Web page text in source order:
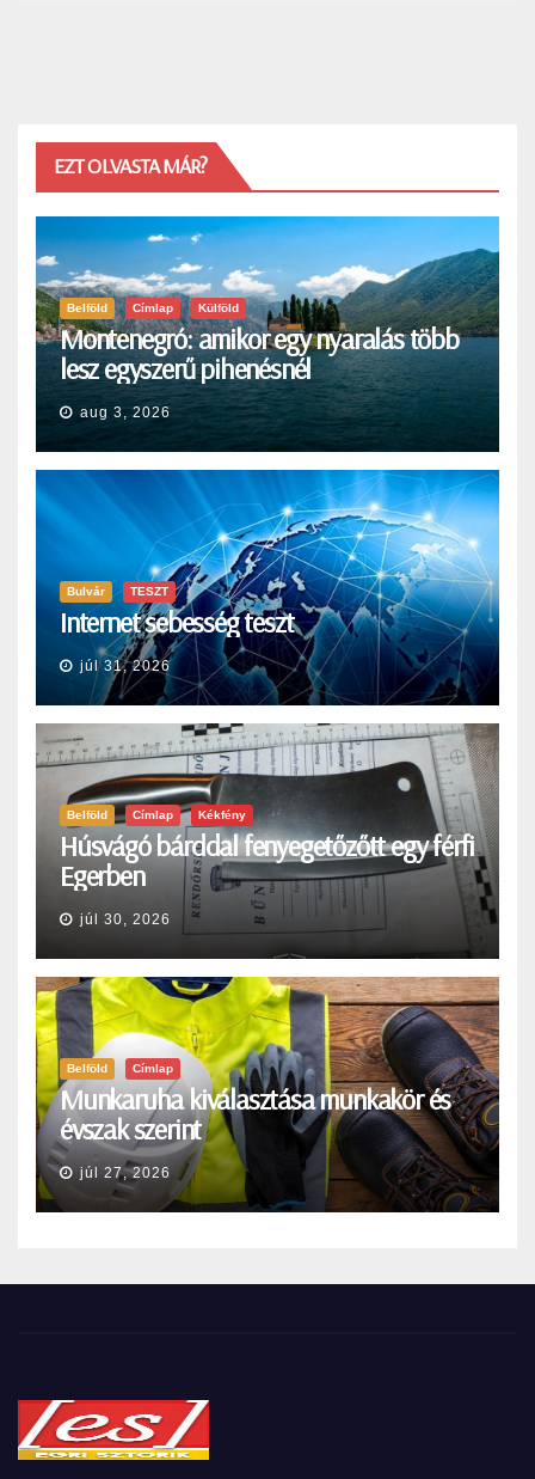
EZT OLVASTA MÁR?
Belföld Címlap Külföld
Montenegró: amikor egy nyaralás több
lesz egyszerű pihenésnél
aug 3, 2026
Bulvár TESZT
Internet sebesség teszt
júl 31, 2026
Belföld Címlap Kékfény
Húsvágó bárddal fenyegetőzőtt egy férfi
Egerben
júl 30, 2026
Belföld Címlap
Munkaruha kiválasztása munkakör és
évszak szerint
júl 27, 2026